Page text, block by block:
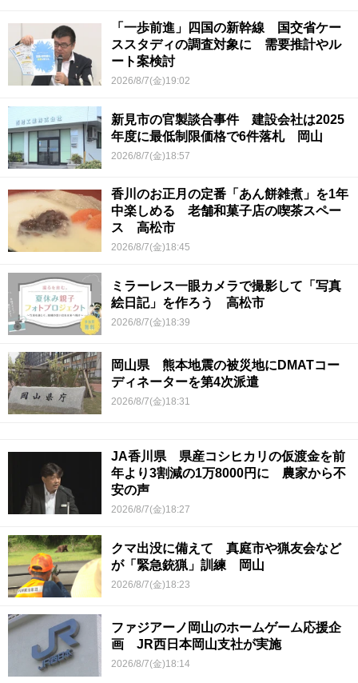
「一歩前進」四国の新幹線 国交省ケー
ススタディの調査対象に 需要推計やル
ート案検討
2026/8/7(金)19:02
新見市の官製談合事件 建設会社は2025
年度に最低制限価格で6件落札 岡山
2026/8/7(金)18:57
香川のお正月の定番「あん餅雑煮」を1年
中楽しめる 老舗和菓子店の喫茶スペー
ス 高松市
2026/8/7(金)18:45
ミラーレス一眼カメラで撮影して「写真
絵日記」を作ろう 高松市
2026/8/7(金)18:39
岡山県 熊本地震の被災地にDMATコー
ディネーターを第4次派遣
2026/8/7(金)18:31
JA香川県 県産コシヒカリの仮渡金を前
年より3割減の1万8000円に 農家から不
安の声
2026/8/7(金)18:27
クマ出没に備えて 真庭市や猟友会など
が「緊急銃猟」訓練 岡山
2026/8/7(金)18:23
ファジアーノ岡山のホームゲーム応援企
画 JR西日本岡山支社が実施
2026/8/7(金)18:14